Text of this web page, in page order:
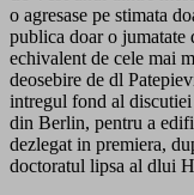
o agresase pe stimata
publica doar o jumatate
echivalent de cele mai
deosebire de dl
intregul fond al
din Berlin, pentru a
dezlegat in premiera,
doctoratul lipsa al dlui